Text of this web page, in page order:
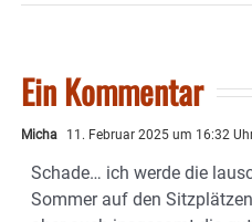
Ein Kommentar
Micha 11. Februar 2025 um 16:32
Schade… ich werde die
Sommer auf den